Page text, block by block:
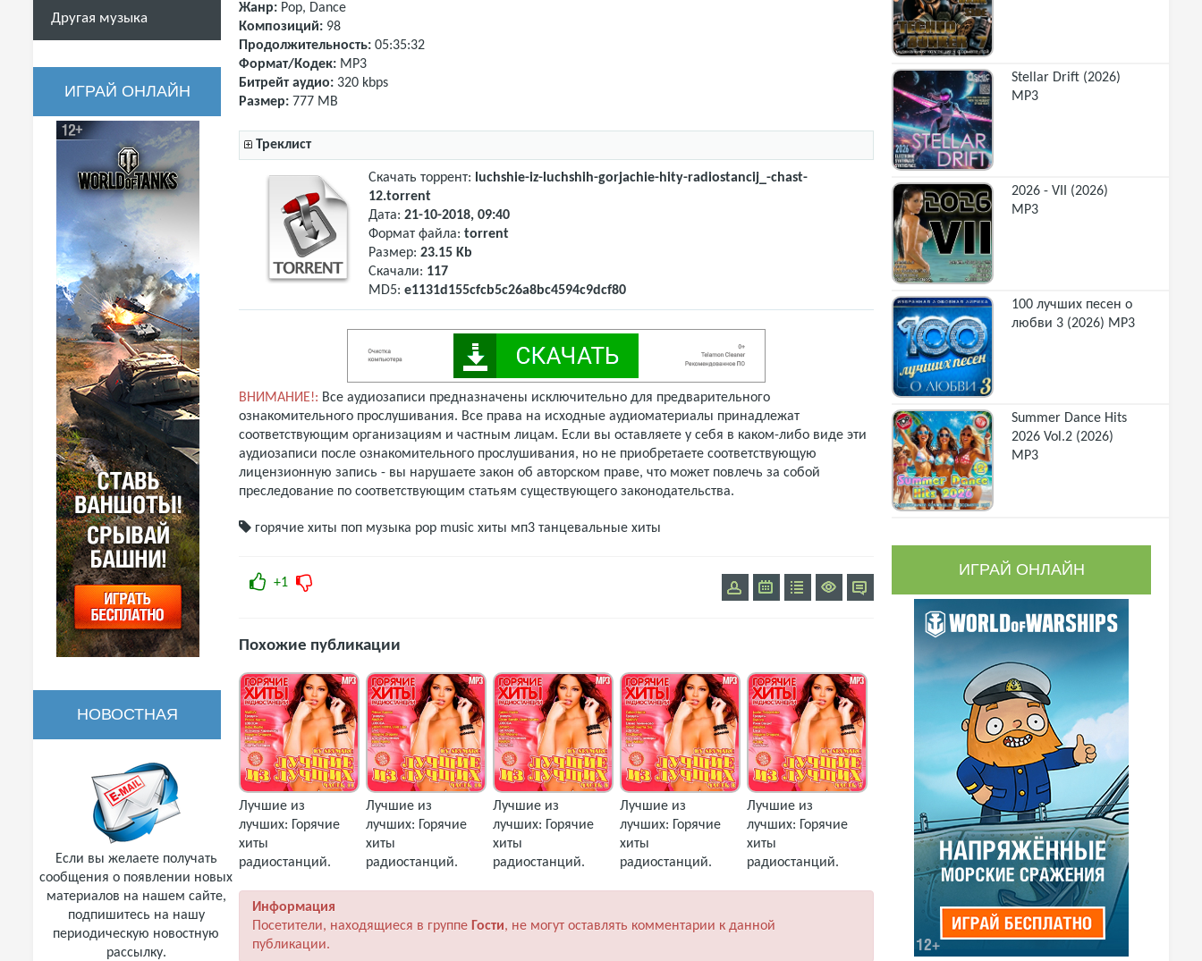
Другая музыка
ИГРАЙ ОНЛАЙН
НОВОСТНАЯ
РАССЫЛКА
Если вы желаете получать
сообщения о появлении новых
материалов на нашем сайте,
подпишитесь на нашу
периодическую новостную
рассылку.
Жанр: Pop, Dance
Композиций: 98
Продолжительность: 05:35:32
Формат/Кодек: MP3
Битрейт аудио: 320 kbps
Размер: 777 MB
Треклист
Скачать торрент: luchshie-iz-luchshih-gorjachie-hity-radiostancij_-chast-
12.torrent
Дата: 21-10-2018, 09:40
Формат файла: torrent
Размер: 23.15 Kb
Скачали: 117
MD5: e1131d155cfcb5c26a8bc4594c9dcf80
ВНИМАНИЕ!: Все аудиозаписи предназначены исключительно для предварительного
ознакомительного прослушивания. Все права на исходные аудиоматериалы принадлежат
соответствующим организациям и частным лицам. Если вы оставляете у себя в каком-либо виде эти
аудиозаписи после ознакомительного прослушивания, но не приобретаете соответствующую
лицензионную запись - вы нарушаете закон об авторском праве, что может повлечь за собой
преследование по соответствующим статьям существующего законодательства.
горячие хиты поп музыка pop music хиты мп3 танцевальные хиты
+1
Похожие публикации
Лучшие из
лучших: Горячие
хиты
радиостанций.
MP3
Лучшие из
лучших: Горячие
хиты
радиостанций.
Лучшие из
лучших: Горячие
хиты
радиостанций.
Лучшие из
лучших: Горячие
хиты
радиостанций.
Лучшие из
лучших: Горячие
хиты
радиостанций.
Информация
Посетители, находящиеся в группе Гости, не могут оставлять комментарии к данной
публикации.
Stellar Drift (2026)
MP3
2026 - VII (2026)
MP3
100 лучших песен о
любви 3 (2026) MP3
Summer Dance Hits
2026 Vol.2 (2026)
MP3
ИГРАЙ ОНЛАЙН